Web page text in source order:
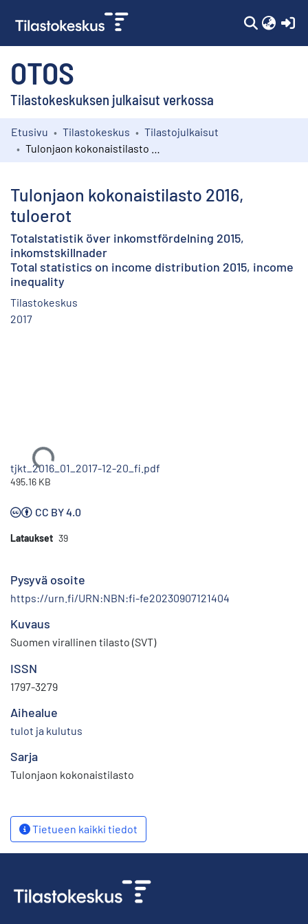
OTOS
Tilastokeskuksen julkaisut verkossa
Kokoelmat
Etusivu Tilastokeskus
Tilastojulkaisut
Tulonjaon kokonaistilasto 2016,
tuloerot
Totalstatistik över inkomstfördelning 2015,
inkomstskillnader
Total statistics on income distribution 2015, income
inequality
Tilastokeskus
2017
Ladataan...
tjkt_2016_01_2017-12-20_fi.pdf
495.16 KB
CC BY 4.0
Lataukset 39
Pysyvä osoite
https://urn.fi/URN:NBN:fi-fe20230907121404
Kuvaus
Suomen virallinen tilasto (SVT)
ISSN
1797-3279
Aihealue
tulot ja kulutus
Sarja
Tulonjaon kokonaistilasto
Tietueen kaikki tiedot